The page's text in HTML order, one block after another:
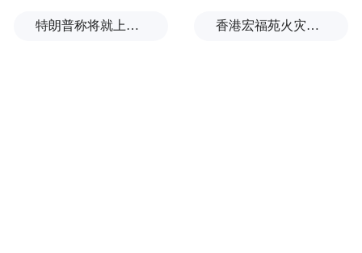
特朗普称将就上诉法院涉白宫宴会厅项目裁决提起上诉 香港宏福苑火灾跨部门调查最终报告：大火或由烟头引起